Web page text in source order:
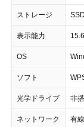
ストレージ
表示能力
OS
ソフト
光学ドライブ 非
ネットワーク 有